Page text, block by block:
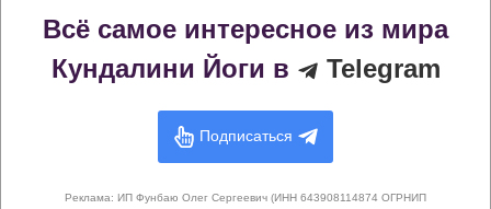
Комментарии (
Всё самое интересное из мира
Кундалини Йоги в
Telegram
Подписаться
Реклама: ИП Фунбаю Олег Сергеевич (ИНН 643908114874 ОГРНИП